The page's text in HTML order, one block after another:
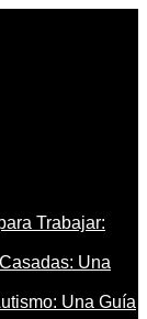
Trabajar:
Una
Una Guía